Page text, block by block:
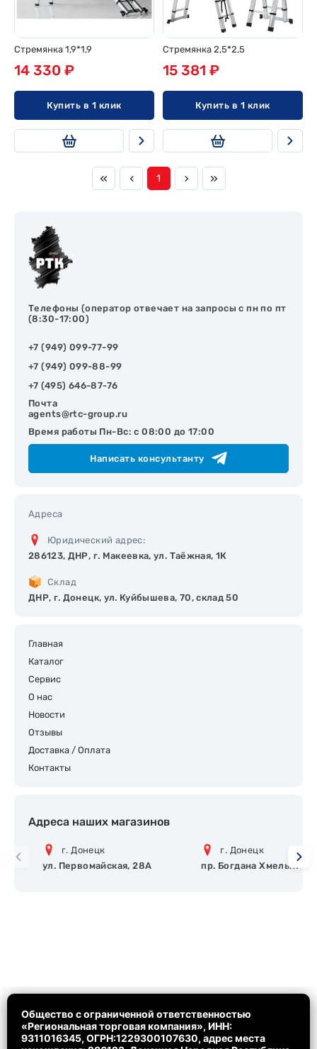
Стремянка 1,9*1,9
14 330 ₽
Купить в 1 клик
Стремянка 2,5*2,5
15 381 ₽
Купить в 1 клик
1
Общество с ограниченной ответственностью
«Региональная торговая компания», ИНН:
9311016345, ОГРН:1229300107630, адрес места
Телефоны (оператор отвечает на запросы с пн по пт
(8:30-17:00)
+7 (949) 099-77-99
+7 (949) 099-88-99
+7 (495) 646-87-76
Почта
agents@rtc-group.ru
Время работы Пн-Вс: с 08:00 до 17:00
Написать консультанту
Адреса
Юридический адрес:
286123, ДНР, г. Макеевка, ул. Таёжная, 1К
Склад
ДНР, г. Донецк, ул. Куйбышева, 70, склад 50
Главная
Каталог
Сервис
О нас
Новости
Отзывы
Доставка / Оплата
Контакты
Адреса наших магазинов
г. Донецк
ул. Первомайская, 28А
г. Донецк
пр. Богдана